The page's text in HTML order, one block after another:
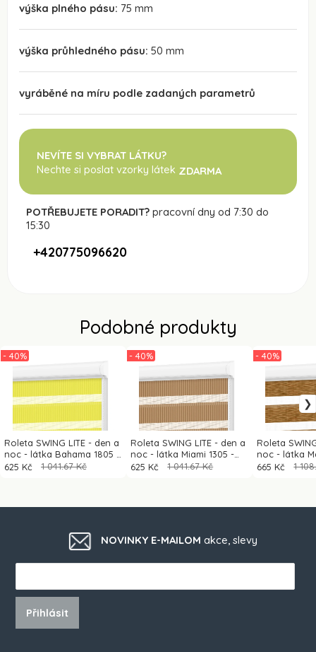
výška plného pásu: 75 mm
výška průhledného pásu: 50 mm
vyráběné na míru podle zadaných parametrů
NEVÍTE SI VYBRAT LÁTKU?
Nechte si poslat vzorky látek ZDARMA
POTŘEBUJETE PORADIT? pracovní dny od 7:30 do
15:30
+420775096620
Podobné produkty
Roleta SWING LITE - den a
noc - látka Bahama 1805 -
citrónově zelená
- 40%
625 Kč 1 041.67 Kč
Roleta SWING LITE - den a
noc - látka Miami 1305 -
mléčná čokoláda
- 40%
625 Kč 1 041.67 Kč
Roleta
noc - látka
hnědá (dub
- 40%
665 Kč 1
NOVINKY E-MAILOM akce, slevy
Přihlásit